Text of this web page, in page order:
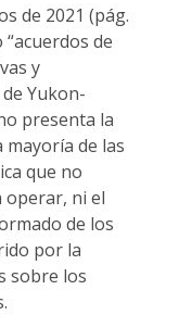
de 2021 (pág.
de
y
Yukon-
presenta la
de las
que no
operar, ni el
de los
por la
sobre los